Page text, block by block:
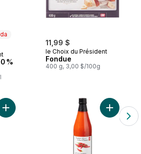
%
11,99 $
le Choix du Président
Fondue
400 g, 3,00 $/100g
Ajouter Sirop d’érable pur à 100 %